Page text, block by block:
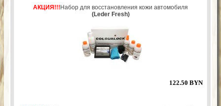
АКЦИЯ!!! Набор для восстановления кожи автомобиля
(Leder Fresh)
122.50 BYN